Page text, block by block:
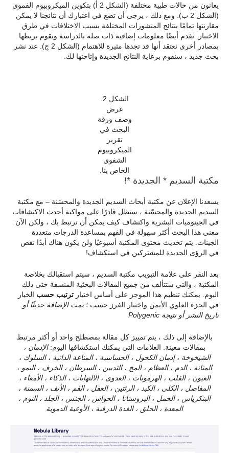
يعانون من حالات طبية مختلفة (الشكل 2 أ) بتكوين الميكروبيوم الفموي
(الشكل 2 ب). ومع ذلك ، يرجى أن تضع في اعتبارك أن نتائجنا لا يمكن
مقارنتها تمامًا بنتائج المنشورات المختلفة بسبب الاختلافات في طرق
الاختبار. نقدم أيضًا معلومات إضافية ذات صلة بالدراسة ونقوم بربطها
بمصادر أخرى نعتقد أنها قد تجدها مثيرة للاهتمام (الشكل 2 ج). عند نشر
بحث جديد ، سنقوم برعاية النتائج الجديدة وإتاحتها لك.
عرض
وصف ورقة
البحث في
تقرير
الميكروبيوم
الشفوي
الخاص بنا.
مكتبة السديم * الجديدة *!
يسعدنا الإعلان عن مكتبة أبحاث السديم الجديدة والمحسّنة – مع مكتبة
السديم الجديدة والمحسّنة ، ستظل قادرًا على مواكبة أحدث الاكتشافات
في الجينوميات البشرية واكتشاف كيف يمكن أن ترتبط بك ، ولكن الآن
معنى هذا البحث أكثر سهولة في الفهم بمساعدة الدرجات متعددة
الجينات. يتم تحديث محتوى المكتبة أسبوعيًا ولن يكون هناك أبدًا نقص
في الرؤى الجديدة للمشتركين في استكشاف!
بعد النقر على علامة التبويب مكتبة السديم ، سيتم استقبالك بخلاصة
المكتبة ، والتي ستتألف من جميع المقالات البحثية المنسقة حتى ذلك
اليوم. يمكنك تنظيم هذا الموجز على أساس اختيار ترتيب حسب الخيار
في الجزء العلوي الأيمن واختيار الفرز حسب ؛ تمت الإضافة حديثًا أو
تاريخ النشر أو نتيجة Polygenic
بالإضافة إلى ذلك ، يتم تمييز كل مقالة بمصطلح واحد أو أكثر مرتبط
بمقالات معينة. العلامات التي يمكنك استكشافها اليوم: الإدمان ،
الشيخوخة ، إدمان الكحول ، الحساسية ، المناعة الذاتية ، السلوك ،
المثانة ، الدم ، العظام ، المخ ، الثديين ، السرطان ، الخرف ، النمو ،
العيون ، القلب ، الهرمونات ، العدوى ، الالتهابات ، الذكاء ، الأمعاء ،
المفاصل ، الكلى ، الكبد ، الرئتين ، العقل ، الفم ، الأنف ، السمنة ،
البنكرياس ، الحمل ، البروستاتا ، الحواس ، الجنس ، الجلد ، النوم ،
المعدة ، الحلق ، الغدة الدرقية ، الأوعية الدموية